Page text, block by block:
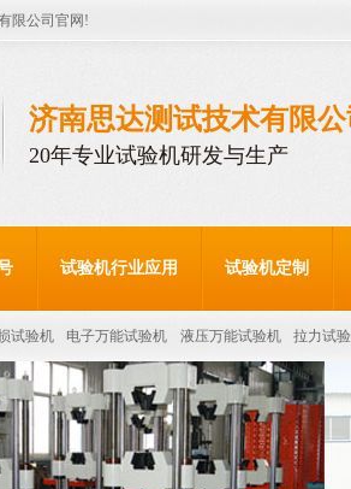
限公司官网!
济南思达测试技术有限
20年专业试验机研发与生产
试验机行业应用 试验机定制
试验机 电子万能试验机 液压万能试验机 拉力试